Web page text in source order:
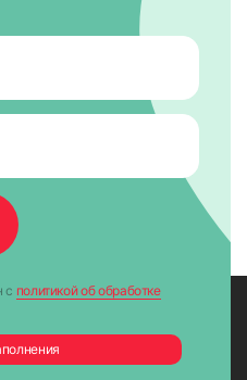
с политикой об обработке